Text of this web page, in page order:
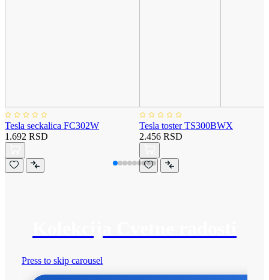
Tesla seckalica FC302W
1.692 RSD
Tesla toster TS300BWX
2.456 RSD
Press to skip carousel